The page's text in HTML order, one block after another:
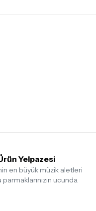
Yelpazesi
en büyük müzik aletleri
ucunda.